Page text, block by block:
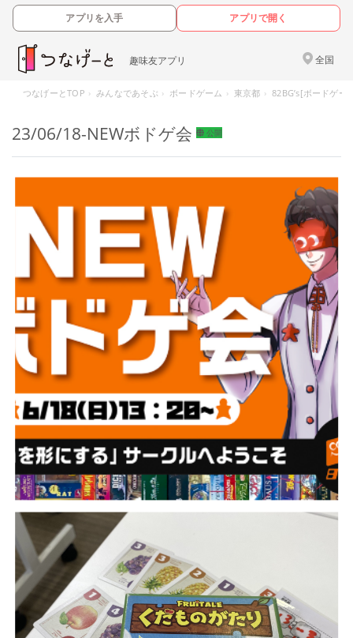
アプリを入手 アプリで開く
趣味友アプリ 全国
つなげーとTOP みんなであそぶ ボードゲーム 東京都 82BG’s[ボードゲー
23/06/18-NEWボドゲ会 公開